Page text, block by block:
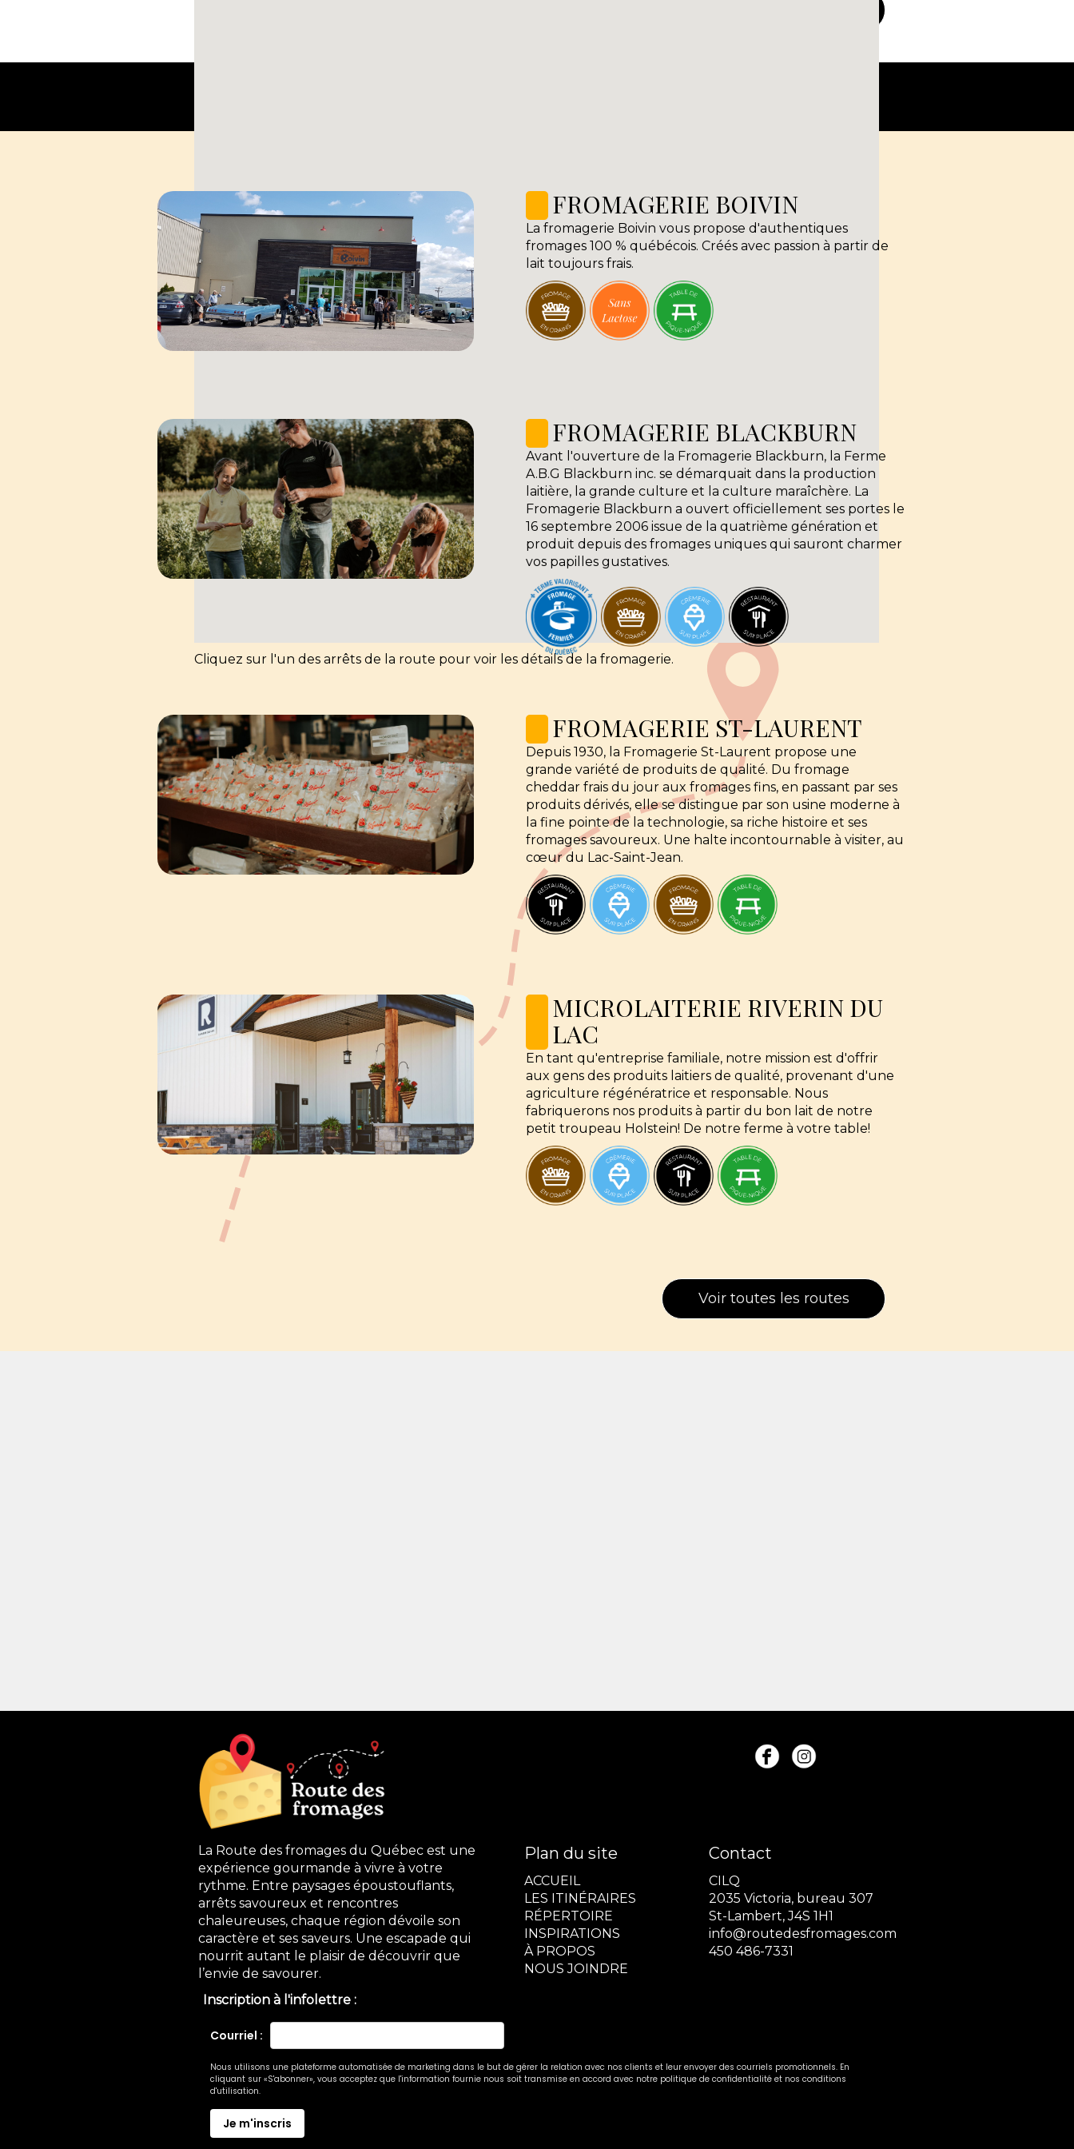
Cliquez sur l'un des arrêts de la route pour voir les détails de la fromagerie.
FROMAGERIE BOIVIN
La fromagerie Boivin vous propose d'authentiques
fromages 100 % québécois. Créés avec passion à partir de
lait toujours frais.
FROMAGERIE BLACKBURN
Avant l'ouverture de la Fromagerie Blackburn, la Ferme
A.B.G Blackburn inc. se démarquait dans la production
laitière, la grande culture et la culture maraîchère. La
Fromagerie Blackburn a ouvert officiellement ses portes le
16 septembre 2006 issue de la quatrième génération et
produit depuis des fromages uniques qui sauront charmer
vos papilles gustatives.
FROMAGERIE ST-LAURENT
Depuis 1930, la Fromagerie St-Laurent propose une
grande variété de produits de qualité. Du fromage
cheddar frais du jour aux fromages fins, en passant par ses
produits dérivés, elle se distingue par son usine moderne à
la fine pointe de la technologie, sa riche histoire et ses
fromages savoureux. Une halte incontournable à visiter, au
cœur du Lac-Saint-Jean.
MICROLAITERIE RIVERIN DU
LAC
En tant qu'entreprise familiale, notre mission est d'offrir
aux gens des produits laitiers de qualité, provenant d'une
agriculture régénératrice et responsable. Nous
fabriquerons nos produits à partir du bon lait de notre
petit troupeau Holstein! De notre ferme à votre table!
Voir toutes les routes
Courriel :
Nous utilisons une plateforme automatisée de marketing dans le but de gérer la relation avec nos clients et leur envoyer des courriels promotionnels. En
cliquant sur «S'abonner», vous acceptez que l'information fournie nous soit transmise en accord avec notre politique de confidentialité et nos conditions
d'utilisation.
La Route des fromages du Québec est une
expérience gourmande à vivre à votre
rythme. Entre paysages époustouflants,
arrêts savoureux et rencontres
chaleureuses, chaque région dévoile son
caractère et ses saveurs. Une escapade qui
nourrit autant le plaisir de découvrir que
l’envie de savourer.
Inscription à l'infolettre :
Plan du site
ACCUEIL
LES ITINÉRAIRES
RÉPERTOIRE
INSPIRATIONS
À PROPOS
NOUS JOINDRE
Contact
CILQ
2035 Victoria, bureau 307
St-Lambert, J4S 1H1
info@routedesfromages.com
450 486-7331